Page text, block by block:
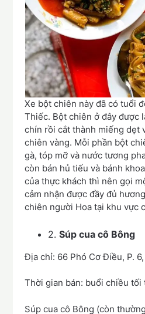
Xe bột chiên này đã có tuổi
Thiếc. Bột chiên ở đây được
chín rồi cắt thành miếng dẹt
chiên vàng. Mỗi phần bột
gà, tóp mỡ và nước tương
còn bán hủ tiếu và bánh
của thực khách thì nên gọi
cảm nhận được đầy đủ
chiên người Hoa tại khu vực
2.Súp cua cô Bông
Địa chỉ: 66 Phó Cơ Điều, P. 6,
Thời gian bán: buổi chiều tối
Súp cua cô Bông (còn